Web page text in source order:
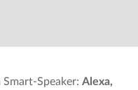
Speaker: Alexa,